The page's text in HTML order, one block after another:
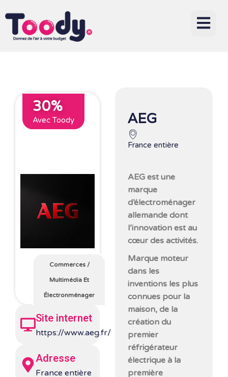
30%
Avec Toody
Commerces/
Multimédia Et
Électronménager
Site internet
https://www.aeg.fr/
Adresse
France entière
AEG
France entière
AEG est une
marque
d’électroménager
allemande dont
l’innovation est au
cœur des activités.
Marque moteur
dans les
inventions les plus
connues pour la
maison, de la
création du
premier
réfrigérateur
électrique à la
première